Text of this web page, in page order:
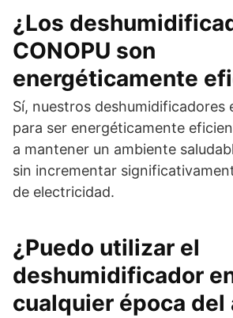
¿Los
CONOPU son
energéticamente
Sí, nuestros deshumidificadores
para ser energéticamente
a mantener un ambiente
sin incrementar
de electricidad.
¿Puedo utilizar el
deshumidificador
cualquier época del